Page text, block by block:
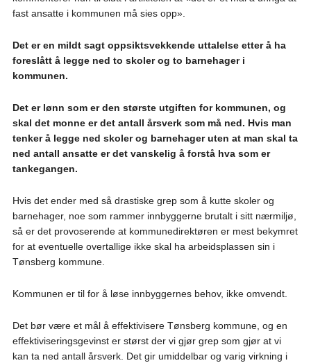
fast ansatte i kommunen må sies opp».
Det er en mildt sagt oppsiktsvekkende uttalelse etter å ha
foreslått å legge ned to skoler og to barnehager i
kommunen.
Det er lønn som er den største utgiften for kommunen, og
skal det monne er det antall årsverk som må ned. Hvis man
tenker å legge ned skoler og barnehager uten at man skal ta
ned antall ansatte er det vanskelig å forstå hva som er
tankegangen.
Hvis det ender med så drastiske grep som å kutte skoler og
barnehager, noe som rammer innbyggerne brutalt i sitt nærmiljø,
så er det provoserende at kommunedirektøren er mest bekymret
for at eventuelle overtallige ikke skal ha arbeidsplassen sin i
Tønsberg kommune.
Kommunen er til for å løse innbyggernes behov, ikke omvendt.
Det bør være et mål å effektivisere Tønsberg kommune, og en
effektiviseringsgevinst er størst der vi gjør grep som gjør at vi
kan ta ned antall årsverk. Det gir umiddelbar og varig virkning i